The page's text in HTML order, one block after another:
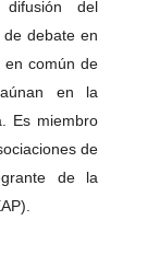
del
debate en
en común de
en la
Es miembro
de
de la